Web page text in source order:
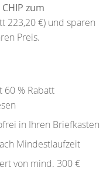
zum
223,20 €) und sparen
Preis.
60 % Rabatt
in Ihren Briefkasten
Mindestlaufzeit
von mind. 300 €